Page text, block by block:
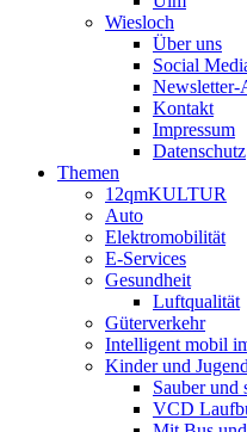
Wiesloch
Über uns
Social
Newsletter-
Kontakt
Impressum
Datenschutz
Themen
12qmKULTUR
Auto
Elektromobilität
E-Services
Gesundheit
Luftqualität
Güterverkehr
Intelligent mobil
Kinder und
Sauber und
VCD